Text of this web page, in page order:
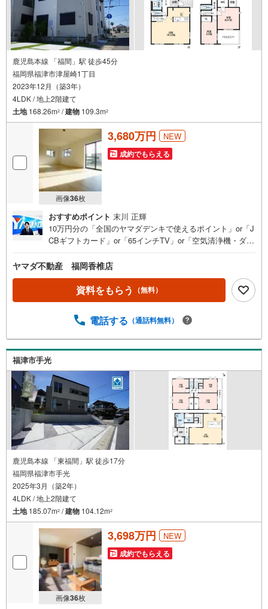
鹿児島本線 「福間」駅 徒歩45分
福岡県福津市津屋崎1丁目
2023年12月（築3年）
4LDK / 地上2階建て
土地168.26m2 /建物 109.3m2
画像36枚
3,680万円 NEW
成約でもらえる
おすすめポイント 末川 正輝
10万円分の「全国のヤマダデンキで使えるポイント」or「J
CBギフトカード」or「65インチTV」or「空気清浄機・ダイ
デンキ特別優待割引券」≪限定1品≫プレゼント※PayPay
ポイントとの併用不可さらに、ご購入相談で来店後、Googl
e口コミ投稿で2000円分のQUOカードプレゼント！※一世帯
2回まで土日祝日もご案内可能です＾＾是非一度「ヤマダ不
お応えします＾＾【おすすめポイント】■安全性、機能性に
で月々の光熱費が削減できます■家族のコミュニケーション
が増えるリビングスルー階段＾＾■主寝室に収納力豊富なウ
ォークインクローゼット付。住空間をスッキリ広々使えま
す。■駐車スペースはゆとりある並列2台分を確保！津屋崎
小学校:徒歩約10分津屋崎中学校:徒歩約7分ご希望条件をも
とに物件をご紹介いたします。お気軽にお問合せ下さい。
ヤマダ不動産 福岡香椎店
資料をもらう （無料）
電話する （通話料無料）
福津市手光
鹿児島本線 「東福間」駅 徒歩17分
福岡県福津市手光
2025年3月（築2年）
4LDK / 地上2階建て
土地185.07m2 /建物 104.12m2
画像36枚
3,698万円 NEW
成約でもらえる